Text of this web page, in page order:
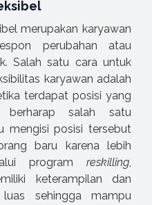
merupakan karyawan
perubahan atau
Salah satu cara untuk
karyawan adalah
terdapat posisi yang
berharap salah satu
mengisi posisi tersebut
baru karena lebih
program reskilling,
keterampilan dan
sehingga mampu